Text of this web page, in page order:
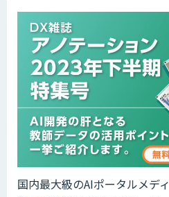
国内最大級のAIポータルメデ